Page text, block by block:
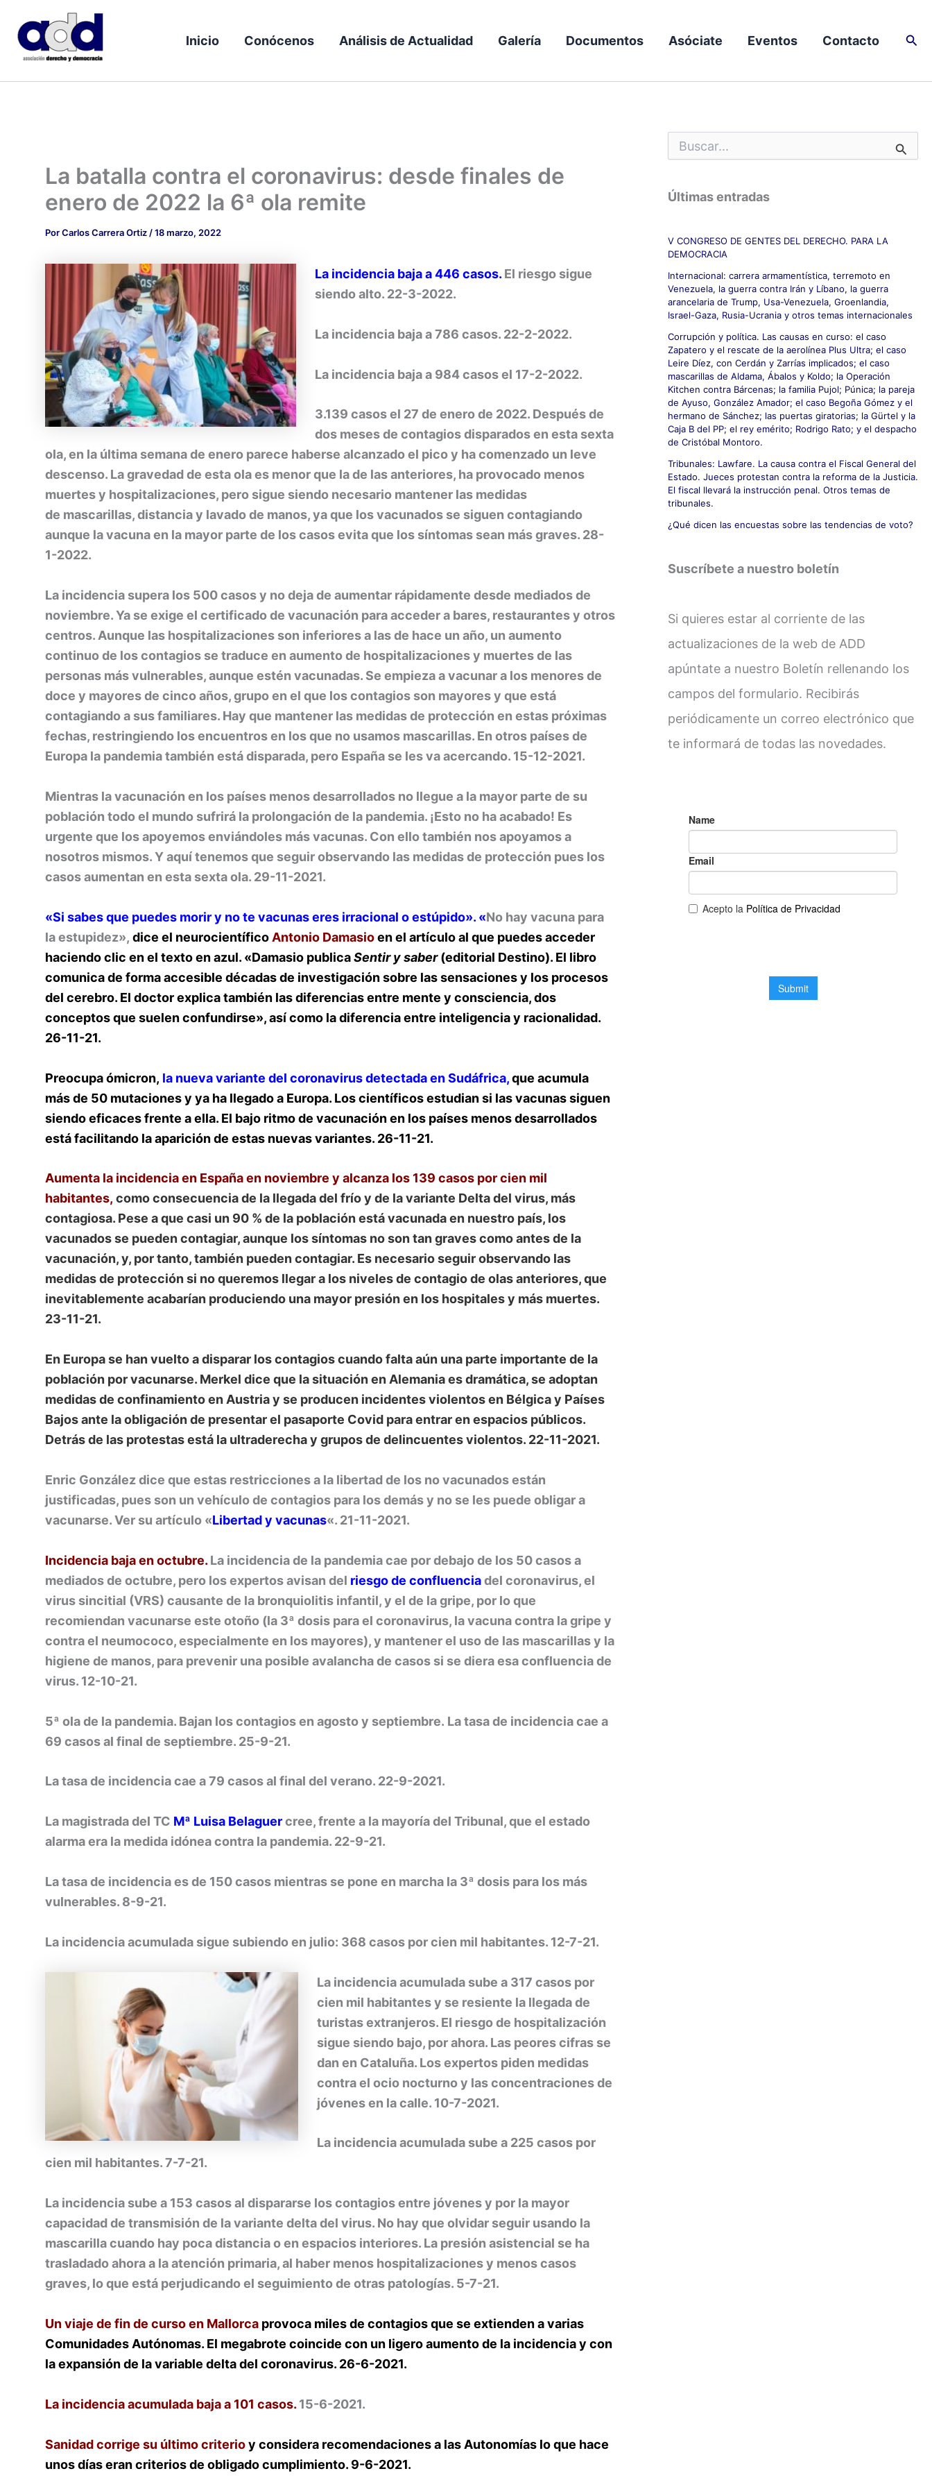
contenido
Inicio Conócenos Análisis de Actualidad Galería Documentos Asóciate Eventos Contacto
La batalla contra el coronavirus: desde finales de
enero de 2022 la 6ª ola remite
PorCarlos Carrera Ortiz /18 marzo, 2022
La incidencia baja a 446 casos. El riesgo sigue
siendo alto. 22-3-2022.
La incidencia baja a 786 casos. 22-2-2022.
La incidencia baja a 984 casos el 17-2-2022.
3.139 casos el 27 de enero de 2022. Después de
dos meses de contagios disparados en esta sexta
ola, en la última semana de enero parece haberse alcanzado el pico y ha comenzado un leve
descenso. La gravedad de esta ola es menor que la de las anteriores, ha provocado menos
muertes y hospitalizaciones, pero sigue siendo necesario mantener las medidas
de mascarillas, distancia y lavado de manos, ya que los vacunados se siguen contagiando
aunque la vacuna en la mayor parte de los casos evita que los síntomas sean más graves. 28-
1-2022.
La incidencia supera los 500 casos y no deja de aumentar rápidamente desde mediados de
noviembre. Ya se exige el certificado de vacunación para acceder a bares, restaurantes y otros
centros. Aunque las hospitalizaciones son inferiores a las de hace un año, un aumento
continuo de los contagios se traduce en aumento de hospitalizaciones y muertes de las
personas más vulnerables, aunque estén vacunadas. Se empieza a vacunar a los menores de
doce y mayores de cinco años, grupo en el que los contagios son mayores y que está
contagiando a sus familiares. Hay que mantener las medidas de protección en estas próximas
fechas, restringiendo los encuentros en los que no usamos mascarillas. En otros países de
Europa la pandemia también está disparada, pero España se les va acercando. 15-12-2021.
Mientras la vacunación en los países menos desarrollados no llegue a la mayor parte de su
población todo el mundo sufrirá la prolongación de la pandemia. ¡Esto no ha acabado! Es
urgente que los apoyemos enviándoles más vacunas. Con ello también nos apoyamos a
nosotros mismos. Y aquí tenemos que seguir observando las medidas de protección pues los
casos aumentan en esta sexta ola. 29-11-2021.
«Si sabes que puedes morir y no te vacunas eres irracional o estúpido». «No hay vacuna para
la estupidez», dice el neurocientífico Antonio Damasioen el artículo al que puedes acceder
haciendo clic en el texto en azul. «Damasio publicaSentir y saber(editorial Destino). El libro
comunica de forma accesible décadas de investigación sobre las sensaciones y los procesos
del cerebro. El doctor explica también las diferencias entre mente y consciencia, dos
conceptos que suelen confundirse», así como la diferencia entre inteligencia y racionalidad.
26-11-21.
Preocupa ómicron, la nueva variante del coronavirus detectada en Sudáfrica,que acumula
más de 50 mutacionesy ya ha llegado a Europa. Los científicos estudian si las vacunas siguen
siendo eficaces frente a ella. El bajo ritmo de vacunación en los países menos desarrollados
está facilitando la aparición de estas nuevas variantes. 26-11-21.
Aumenta la incidencia en España en noviembre y alcanza los 139 casos por cien mil
habitantes, como consecuencia de la llegada del frío y de la variante Delta del virus, más
contagiosa. Pese a que casi un 90 % de la población está vacunada en nuestro país, los
vacunados se pueden contagiar, aunque los síntomas no son tan graves como antes de la
vacunación, y, por tanto, también pueden contagiar. Es necesario seguir observando las
medidas de protección si no queremos llegar a los niveles de contagio de olas anteriores, que
inevitablemente acabarían produciendo una mayor presión en los hospitales y más muertes.
23-11-21.
En Europa se han vuelto a disparar los contagios cuando falta aún una parte importante de la
población por vacunarse. Merkel dice que la situación en Alemania es dramática, se adoptan
medidas de confinamiento en Austria y se producen incidentes violentos en Bélgica y Países
Bajos ante la obligación de presentar el pasaporte Covid para entrar en espacios públicos.
Detrás de las protestas está la ultraderecha y grupos de delincuentes violentos. 22-11-2021.
Enric González dice que estas restricciones a la libertad de los no vacunados están
justificadas, pues son un vehículo de contagios para los demás y no se les puede obligar a
vacunarse. Ver su artículo «Libertad y vacunas«. 21-11-2021.
Incidencia baja en octubre. La incidencia de la pandemia cae por debajo de los 50 casos a
mediados de octubre, pero los expertos avisan del riesgo de confluenciadel coronavirus, el
virus sincitial (VRS) causante de la bronquiolitis infantil, y el de la gripe, por lo que
recomiendan vacunarse este otoño (la 3ª dosis para el coronavirus, la vacuna contra la gripe y
contra el neumococo, especialmente en los mayores), y mantener el uso de las mascarillas y la
higiene de manos, para prevenir una posible avalancha de casos si se diera esa confluencia de
virus. 12-10-21.
5ª ola de la pandemia. Bajan los contagios en agosto y septiembre. La tasa de incidencia cae a
69 casos al final de septiembre. 25-9-21.
La tasa de incidencia cae a 79 casos al final del verano. 22-9-2021.
La magistrada del TC Mª Luisa Belaguercree, frente a la mayoría del Tribunal, que el estado
alarma era la medida idónea contra la pandemia. 22-9-21.
La tasa de incidencia es de 150 casos mientras se pone en marcha la 3ª dosis para los más
vulnerables. 8-9-21.
La incidencia acumulada sigue subiendo en julio: 368 casos por cien mil habitantes. 12-7-21.
La incidencia acumulada sube a 317 casos por
cien mil habitantes y se resiente la llegada de
turistas extranjeros. El riesgo de hospitalización
sigue siendo bajo, por ahora. Las peores cifras se
dan en Cataluña. Los expertos piden medidas
contra el ocio nocturno y las concentraciones de
jóvenes en la calle. 10-7-2021.
La incidencia acumulada sube a 225 casos por
cien mil habitantes. 7-7-21.
La incidencia sube a 153 casos al dispararse los contagios entre jóvenes y por la mayor
capacidad de transmisión de la variante delta del virus. No hay que olvidar seguir usando la
mascarilla cuando hay poca distancia o en espacios interiores. La presión asistencial se ha
trasladado ahora a la atención primaria, al haber menos hospitalizaciones y menos casos
graves, lo que está perjudicando el seguimiento de otras patologías. 5-7-21.
Un viaje de fin de curso en Mallorca provoca miles de contagios que se extienden a varias
Comunidades Autónomas. El megabrote coincide con un ligero aumento de la incidencia y con
la expansión de la variable delta del coronavirus. 26-6-2021.
La incidencia acumulada baja a 101 casos. 15-6-2021.
Sanidad corrige su último criterioy considera recomendaciones a las Autonomías lo que hace
unos días eran criterios de obligado cumplimiento. 9-6-2021.
u
c
a
o
r
:
Últimas entradas
V CONGRESO DE GENTES DEL DERECHO. PARA LA
DEMOCRACIA
Internacional: carrera armamentística, terremoto en
Venezuela, la guerra contra Irán y Líbano, la guerra
arancelaria de Trump, Usa-Venezuela, Groenlandia,
Israel-Gaza, Rusia-Ucrania y otros temas internacionales
Corrupción y política. Las causas en curso: el caso
Zapatero y el rescate de la aerolínea Plus Ultra; el caso
Leire Díez, con Cerdán y Zarrías implicados; el caso
mascarillas de Aldama, Ábalos y Koldo; la Operación
Kitchen contra Bárcenas; la familia Pujol; Púnica; la pareja
de Ayuso, González Amador; el caso Begoña Gómez y el
hermano de Sánchez; las puertas giratorias; la Gürtel y la
Caja B del PP; el rey emérito; Rodrigo Rato; y el despacho
de Cristóbal Montoro.
Tribunales: Lawfare. La causa contra el Fiscal General del
Estado. Jueces protestan contra la reforma de la Justicia.
El fiscal llevará la instrucción penal. Otros temas de
tribunales.
¿Qué dicen las encuestas sobre las tendencias de voto?
Suscríbete a nuestro boletín
Si quieres estar al corriente de las
actualizaciones de la web de ADD
apúntate a nuestro Boletín rellenando los
campos del formulario. Recibirás
periódicamente un correo electrónico que
te informará de todas las novedades.